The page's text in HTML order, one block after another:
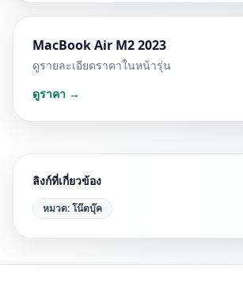
MacBook Air M2 2023
ดูรายละเอียดราคาในหน้ารุ่น
ดูราคา →
ลิงก์ที่เกี่ยวข้อง
หมวด:โน๊ตบุ๊ค